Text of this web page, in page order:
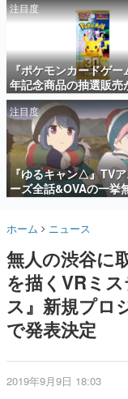
電ファミのいま読ま
アプリセール情報
インタビュー
連載・特
殿堂
SNS拡
ど。多
事をまと
名作ゲ
きます。
赫本
この物
の形を
これか
の姿を
注目度
『ポケモンカードゲ
年記念商品の抽選販売
時より開始。拡張パ
CELEBRATION」のボ
に、「プレミアムデッ
エーフィ・ブラッキー
「FUTURISTIC BOX
品
注目度
『ゆるキャン△』TV
ーズ全話&OVAの一挙
がABEMAで開催決定
ホーム ニュース
無人の渋谷に
を描くVRミ
ス』新規プロ
で発表決定
2019年9月9日 18:03